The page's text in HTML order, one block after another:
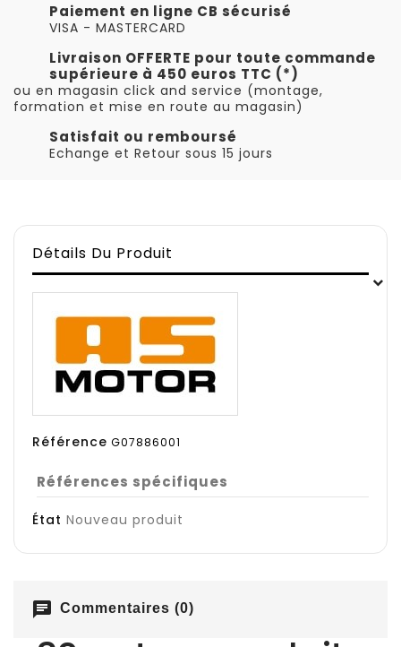
Paiement en ligne CB sécurisé
VISA - MASTERCARD
Livraison OFFERTE pour toute commande
supérieure à 450 euros TTC (*)
ou en magasin click and service (montage,
formation et mise en route au magasin)
Satisfait ou remboursé
Echange et Retour sous 15 jours
Détails Du Produit
Référence G07886001
Références spécifiques
État Nouveau produit
chat Commentaires (0)